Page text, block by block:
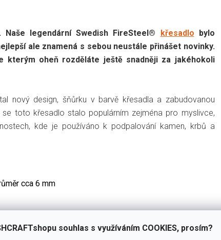
souhlas s využíváním COOKIES, prosím?
legendární Swedish FireSteel® křesadlo bylo
ale znamená s sebou neustále přinášet novinky.
kterým oheň rozděláte ještě snadněji za jakéhokoli
nový design, šňůrku v barvě křesadla a zabudovanou
se toto křesadlo stalo populárním zejména pro myslivce,
kde je používáno k podpalování kamen, krbů a
cca 6 mm